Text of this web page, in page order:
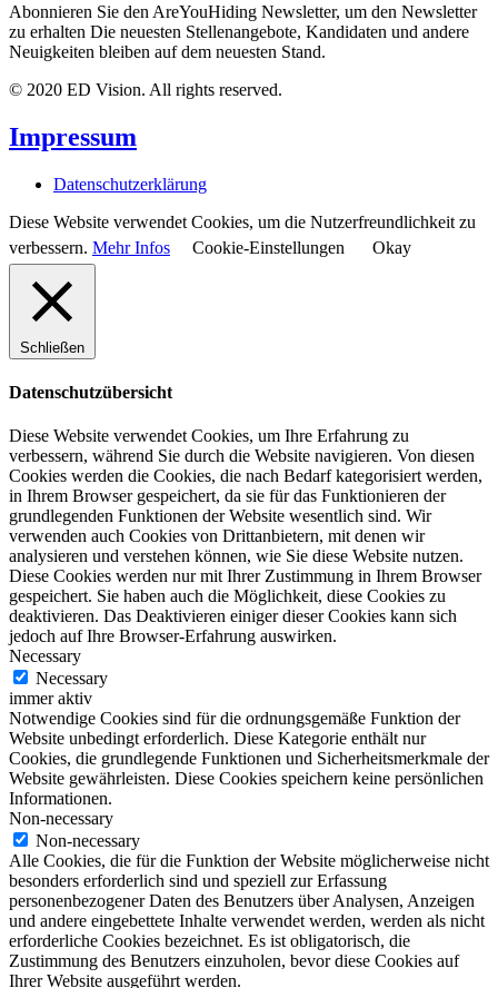
Abonnieren Sie den AreYouHiding Newsletter, um den Newsletter
zu erhalten Die neuesten Stellenangebote, Kandidaten und andere
Neuigkeiten bleiben auf dem neuesten Stand.
© 2020 ED Vision. All rights reserved.
Impressum
Datenschutzerklärung
Diese Website verwendet Cookies, um die Nutzerfreundlichkeit zu
verbessern. Mehr Infos Cookie-Einstellungen Okay
Schließen
Datenschutzübersicht
Diese Website verwendet Cookies, um Ihre Erfahrung zu
verbessern, während Sie durch die Website navigieren. Von diesen
Cookies werden die Cookies, die nach Bedarf kategorisiert werden,
in Ihrem Browser gespeichert, da sie für das Funktionieren der
grundlegenden Funktionen der Website wesentlich sind. Wir
verwenden auch Cookies von Drittanbietern, mit denen wir
analysieren und verstehen können, wie Sie diese Website nutzen.
Diese Cookies werden nur mit Ihrer Zustimmung in Ihrem Browser
gespeichert. Sie haben auch die Möglichkeit, diese Cookies zu
deaktivieren. Das Deaktivieren einiger dieser Cookies kann sich
jedoch auf Ihre Browser-Erfahrung auswirken.
Necessary
Necessary
immer aktiv
Notwendige Cookies sind für die ordnungsgemäße Funktion der
Website unbedingt erforderlich. Diese Kategorie enthält nur
Cookies, die grundlegende Funktionen und Sicherheitsmerkmale der
Website gewährleisten. Diese Cookies speichern keine persönlichen
Informationen.
Non-necessary
Non-necessary
Alle Cookies, die für die Funktion der Website möglicherweise nicht
besonders erforderlich sind und speziell zur Erfassung
personenbezogener Daten des Benutzers über Analysen, Anzeigen
und andere eingebettete Inhalte verwendet werden, werden als nicht
erforderliche Cookies bezeichnet. Es ist obligatorisch, die
Zustimmung des Benutzers einzuholen, bevor diese Cookies auf
Ihrer Website ausgeführt werden.